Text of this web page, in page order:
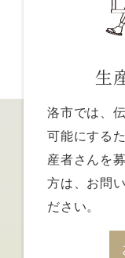
生
洛市では、
可能にするた
産者さんを
方は、お問
ださい。